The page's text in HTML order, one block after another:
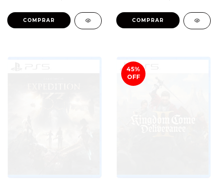
COMPRAR COMPRAR
45%
OFF